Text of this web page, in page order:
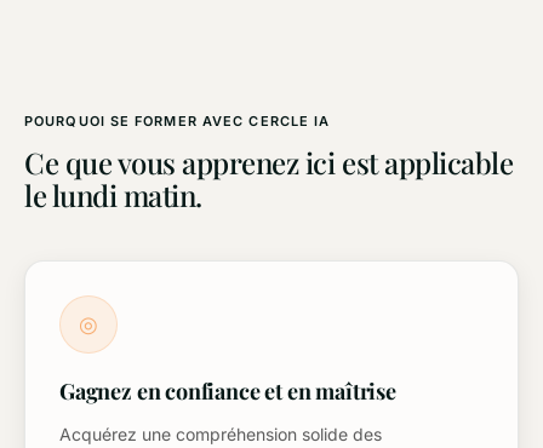
POURQUOI SE FORMER AVEC CERCLE IA
Ce que vous apprenez ici est applicable
le lundi matin.
◎
Gagnez en confiance et en maîtrise
Acquérez une compréhension solide des